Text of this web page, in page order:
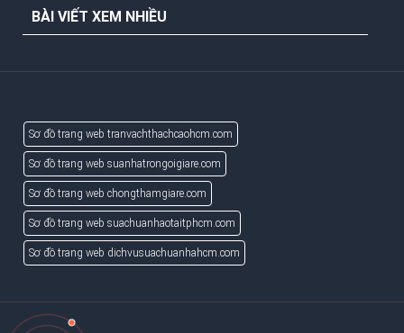
BÀI VIẾT XEM NHIỀU
Sơ đồ trang web tranvachthachcaohcm.com
Sơ đồ trang web suanhatrongoigiare.com
Sơ đồ trang web chongthamgiare.com
Sơ đồ trang web suachuanhaotaitphcm.com
Sơ đồ trang web dichvusuachuanhahcm.com